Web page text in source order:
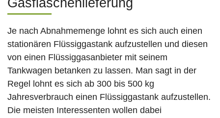
Gasflaschenlieferung
Je nach Abnahmemenge lohnt es sich auch einen
stationären Flüssiggastank aufzustellen und diesen
von einen Flüssiggasanbieter mit seinem
Tankwagen betanken zu lassen. Man sagt in der
Regel lohnt es sich ab 300 bis 500 kg
Jahresverbrauch einen Flüssiggastank aufzustellen.
Die meisten Interessenten wollen dabei